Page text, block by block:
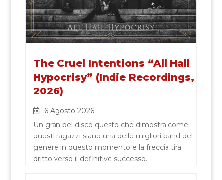
The Cruel Intentions “All Hall
Hypocrisy” (Indie Recordings,
2026)
6 Agosto 2026
Un gran bel disco questo che dimostra come
questi ragazzi siano una delle migliori band del
genere in questo momento e la freccia tira
dritto verso il definitivo successo.